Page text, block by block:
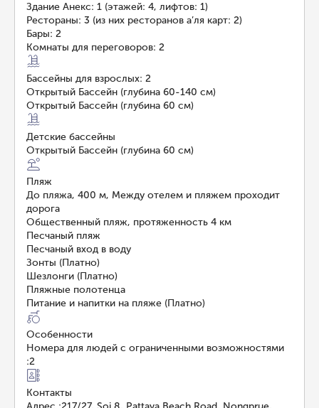
Здание Анекс: 1 (этажей: 4, лифтов: 1)
Рестораны: 3 (из них ресторанов а’ля карт: 2)
Бары: 2
Комнаты для переговоров: 2
Бассейны для взрослых: 2
Открытый Бассейн (глубина 60-140 см)
Открытый Бассейн (глубина 60 см)
Детские бассейны
Открытый Бассейн (глубина 60 см)
Пляж
До пляжа, 400 м, Между отелем и пляжем проходит
дорога
Общественный пляж, протяженность 4 км
Песчаный пляж
Песчаный вход в воду
Зонты (Платно)
Шезлонги (Платно)
Пляжные полотенца
Питание и напитки на пляже (Платно)
Особенности
Номера для людей с ограниченными возможностями
:2
Контакты